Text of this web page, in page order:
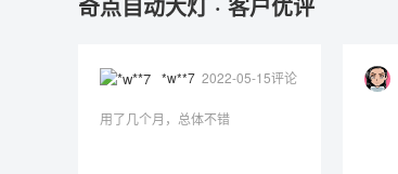
*w**7 2022-05-15评论
用了几个月，总体不错